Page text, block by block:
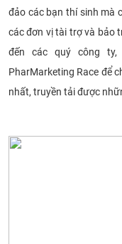
đảo các bạn thí sinh mà
các đơn vị tài trợ và bảo
đến các quý công
PharMarketing Race để
nhất, truyền tải được